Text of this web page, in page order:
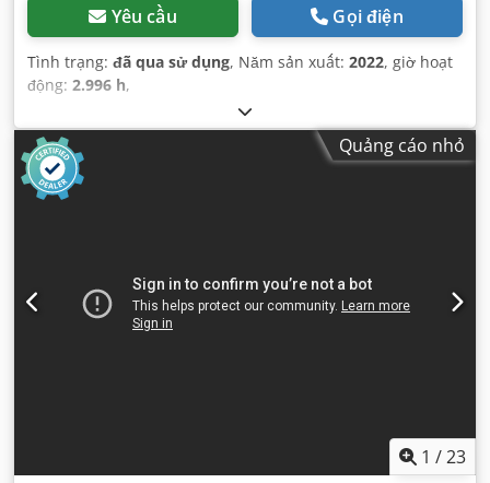
Yêu cầu Gọi điện
Tình trạng: đã qua sử dụng, Năm sản xuất: 2022, giờ hoạt
động: 2.996 h,
Quảng cáo nhỏ
1 /23